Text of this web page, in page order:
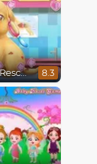
Barbie Pup Rescue 8.3